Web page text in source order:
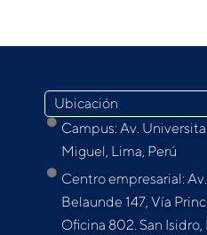
Ubicación
Campus: Av.
Miguel, Lima, Perú
Centro empresarial:
Belaunde 147, Vía
Oﬁcina 802. San Isidro,